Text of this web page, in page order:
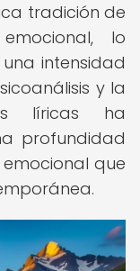
tradición de
lo
intensidad
y la
líricas ha
profundidad
que